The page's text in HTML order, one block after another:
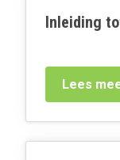
Inleiding
Lees